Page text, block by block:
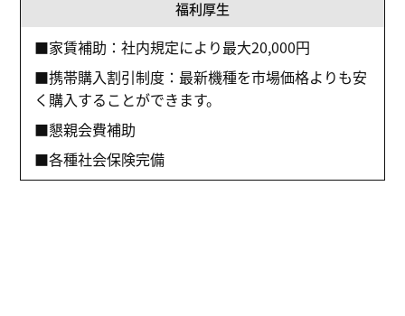
福利厚生
■家賃補助：社内規定により最大20,000円
■携帯購入割引制度：最新機種を市場価格よりも安
く購入することができます。
■懇親会費補助
■各種社会保険完備